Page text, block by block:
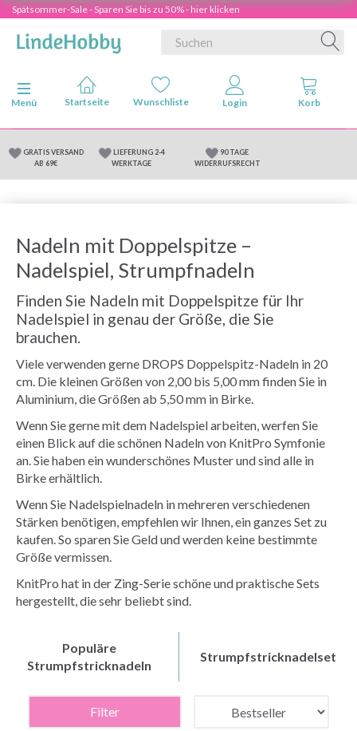
Spätsommer-Sale - Sparen Sie bis zu 50% - hier klicken
Anzeige ändern
Menü
GRATIS VERSAND
AB 69€
LIEFERUNG 2-4
WERKTAGE
90 TAGE
WIDERRUFSRECHT
Nadeln mit Doppelspitze –
Nadelspiel, Strumpfnadeln
Finden Sie Nadeln mit Doppelspitze für Ihr
Nadelspiel in genau der Größe, die Sie
brauchen.
Viele verwenden gerne DROPS Doppelspitz-Nadeln in 20
cm. Die kleinen Größen von 2,00 bis 5,00 mm finden Sie in
Aluminium, die Größen ab 5,50 mm in Birke.
Wenn Sie gerne mit dem Nadelspiel arbeiten, werfen Sie
einen Blick auf die schönen Nadeln von KnitPro Symfonie
an. Sie haben ein wunderschönes Muster und sind alle in
Birke erhältlich.
Wenn Sie Nadelspielnadeln in mehreren verschiedenen
Stärken benötigen, empfehlen wir Ihnen, ein ganzes Set zu
kaufen. So sparen Sie Geld und werden keine bestimmte
Größe vermissen.
KnitPro hat in der Zing-Serie schöne und praktische Sets
hergestellt, die sehr beliebt sind.
Populäre
Strumpfstricknadeln
Strumpfstricknadelset
Filter